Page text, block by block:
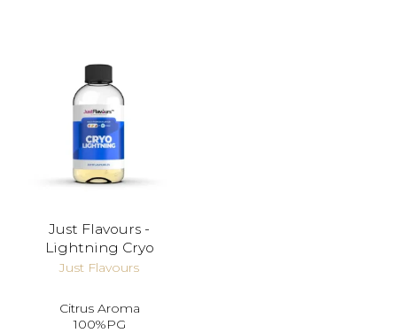
Just Flavours -
Lightning Cryo
Just Flavours
Citrus Aroma
100%PG